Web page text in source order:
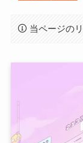
当ページの